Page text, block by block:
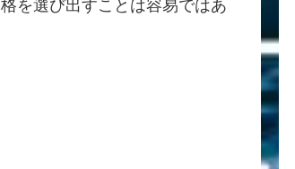
を選び出すことは容易ではあ